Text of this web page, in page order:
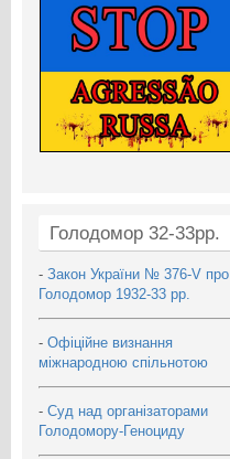
Голодомор 32-33рр.
- Закон України № 376-V про
Голодомор 1932-33 рр.
- Офіційне визнання
міжнародною спільнотою
- Суд над організаторами
Голодомору-Геноциду